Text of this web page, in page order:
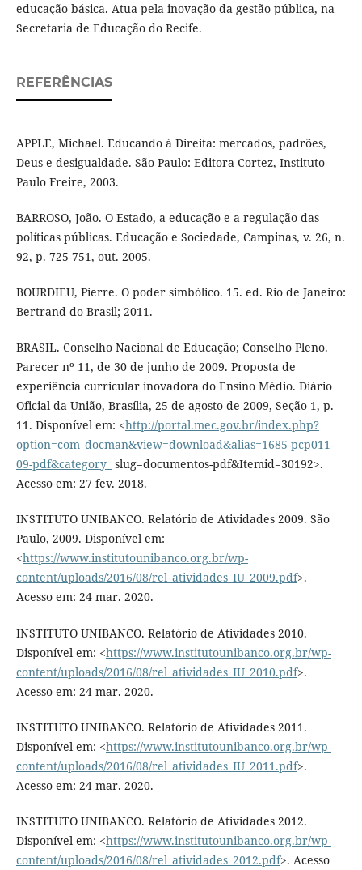
educação básica. Atua pela inovação da gestão pública, na
Secretaria de Educação do Recife.
REFERÊNCIAS
APPLE, Michael. Educando à Direita: mercados, padrões,
Deus e desigualdade. São Paulo: Editora Cortez, Instituto
Paulo Freire, 2003.
BARROSO, João. O Estado, a educação e a regulação das
políticas públicas. Educação e Sociedade, Campinas, v. 26, n.
92, p. 725-751, out. 2005.
BOURDIEU, Pierre. O poder simbólico. 15. ed. Rio de Janeiro:
Bertrand do Brasil; 2011.
BRASIL. Conselho Nacional de Educação; Conselho Pleno.
Parecer nº 11, de 30 de junho de 2009. Proposta de
experiência curricular inovadora do Ensino Médio. Diário
Oficial da União, Brasília, 25 de agosto de 2009, Seção 1, p.
11. Disponível em: <http://portal.mec.gov.br/index.php?
option=com_docman&view=download&alias=1685-pcp011-
09-pdf&category_ slug=documentos-pdf&Itemid=30192>.
Acesso em: 27 fev. 2018.
INSTITUTO UNIBANCO. Relatório de Atividades 2009. São
Paulo, 2009. Disponível em:
<https://www.institutounibanco.org.br/wp-
content/uploads/2016/08/rel_atividades_IU_2009.pdf>.
Acesso em: 24 mar. 2020.
INSTITUTO UNIBANCO. Relatório de Atividades 2010.
Disponível em: <https://www.institutounibanco.org.br/wp-
content/uploads/2016/08/rel_atividades_IU_2010.pdf>.
Acesso em: 24 mar. 2020.
INSTITUTO UNIBANCO. Relatório de Atividades 2011.
Disponível em: <https://www.institutounibanco.org.br/wp-
content/uploads/2016/08/rel_atividades_IU_2011.pdf>.
Acesso em: 24 mar. 2020.
INSTITUTO UNIBANCO. Relatório de Atividades 2012.
Disponível em: <https://www.institutounibanco.org.br/wp-
content/uploads/2016/08/rel_atividades_2012.pdf>. Acesso